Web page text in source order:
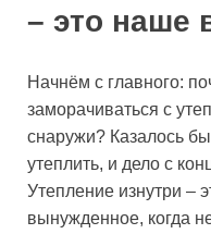
– это наше
Начнём с главного:
заморачиваться с
снаружи? Казалось
утеплить, и дело с
Утепление изнутри –
вынужденное, когда